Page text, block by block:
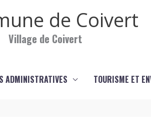
de Coivert
Village de Coivert
ADMINISTRATIVES TOURISME ET